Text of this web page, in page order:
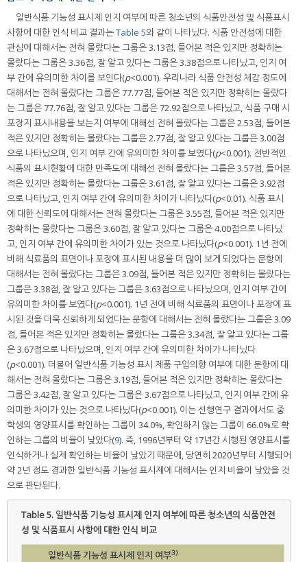
일반식품 기능성 표시제 인지 여부에 따른 청소년의 식품안전성 및 식품표시
사항에 대한 인식 비교 결과는Table 5와 같이 나타났다. 식품 안전성에 대한
관심에 대해서는 전혀 몰랐다는 그룹은 3.13점, 들어본 적은 있지만 정확히는
몰랐다는 그룹은 3.36점, 잘 알고 있다는 그룹은 3.38점으로 나타났고, 인지 여
부 간에 유의미한 차이를 보인다(p<0.001). 우리나라 식품 안전성 체감 정도에
대해서는 전혀 몰랐다는 그룹은 77.77점, 들어본 적은 있지만 정확히는 몰랐다
는 그룹은 77.76점, 잘 알고 있다는 그룹은 72.92점으로 나타났고, 식품 구매 시
포장지 표시내용을 보는지 여부에 대해선 전혀 몰랐다는 그룹은 2.53점, 들어본
적은 있지만 정확히는 몰랐다는 그룹은 2.77점, 잘 알고 있다는 그룹은 3.00점
으로 나타났으며, 인지 여부 간에 유의미한 차이를 보였다(p<0.001). 전반적인
식품의 표시현황에 대한 만족도에 대해선 전혀 몰랐다는 그룹은 3.57점, 들어본
적은 있지만 정확히는 몰랐다는 그룹은 3.61점, 잘 알고 있다는 그룹은 3.92점
으로 나타났고, 인지 여부 간에 유의미한 차이가 나타났다(p<0.01). 식품 표시
에 대한 신뢰도에 대해서는 전혀 몰랐다는 그룹은 3.55점, 들어본 적은 있지만
정확히는 몰랐다는 그룹은 3.60점, 잘 알고 있다는 그룹은 4.00점으로 나타났
고, 인지 여부 간에 유의미한 차이가 있는 것으로 나타났다(p<0.001). 1년 전에
비해 식료품의 표면이나 포장에 표시된 내용을 더 많이 보게 되었다는 문항에
대해서는 전혀 몰랐다는 그룹은 3.09점, 들어본 적은 있지만 정확히는 몰랐다는
그룹은 3.38점, 잘 알고 있다는 그룹은 3.63점으로 나타났으며, 인지 여부 간에
유의미한 차이를 보였다(p<0.001). 1년 전에 비해 식료품의 표면이나 포장에 표
시된 것을 더욱 신뢰하게 되었다는 문항에 대해서는 전혀 몰랐다는 그룹은 3.09
점, 들어본 적은 있지만 정확히는 몰랐다는 그룹은 3.34점, 잘 알고 있다는 그룹
은 3.67점으로 나타났으며, 인지 여부 간에 유의미한 차이가 나타났다
(p<0.001). 더불어 일반식품 기능성 표시 제품 구입의향 여부에 대한 문항에 대
해서는 전혀 몰랐다는 그룹은 3.19점, 들어본 적은 있지만 정확히는 몰랐다는
그룹은 3.42점, 잘 알고 있다는 그룹은 3.67점으로 나타났고, 인지 여부 간에 유
의미한 차이가 있는 것으로 나타났다(p<0.001). 이는 선행연구 결과에서도 중
학생의 영양표시를 확인하는 그룹이 34.0%, 확인하지 않는 그룹이 66.0%로 확
인하는 그룹의 비율이 낮았다(9). 즉, 1996년부터 약 17년간 시행된 영양표시를
인식하거나 실제 확인하는 비율이 낮았기 때문에, 당연히 2020년부터 시행되어
약 2년 정도 경과한 일반식품 기능성 표시제에 대해서는 인지 비율이 낮았을 것
으로 판단된다.
Table 5. 일반식품 기능성 표시제 인지 여부에 따른 청소년의 식품안전
성 및 식품표시 사항에 대한 인식 비교
일반식품 기능성 표시제 인지 여부3)